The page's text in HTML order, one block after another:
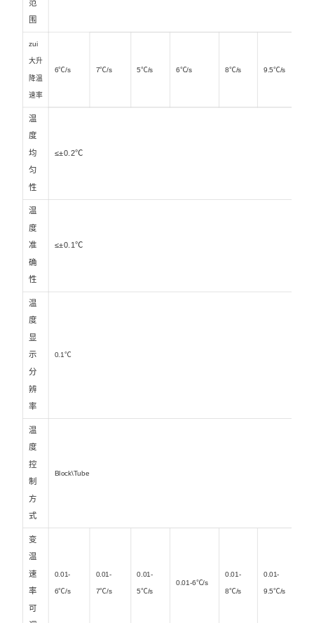
范
围
zui
大升
降温
速率
6℃/s 7℃/s 5℃/s 6℃/s 8℃/s 9.5℃/s
温
度
均
匀
性
≤±0.2℃
温
度
准
确
性
≤±0.1℃
温
度
显
示
分
辨
率
0.1℃
温
度
控
制
方
式
Block\Tube
变
温
速
率
可
0.01-
6℃/s
0.01-
7℃/s
0.01-
5℃/s
0.01-6℃/s
0.01-
8℃/s
0.01-
9.5℃/s